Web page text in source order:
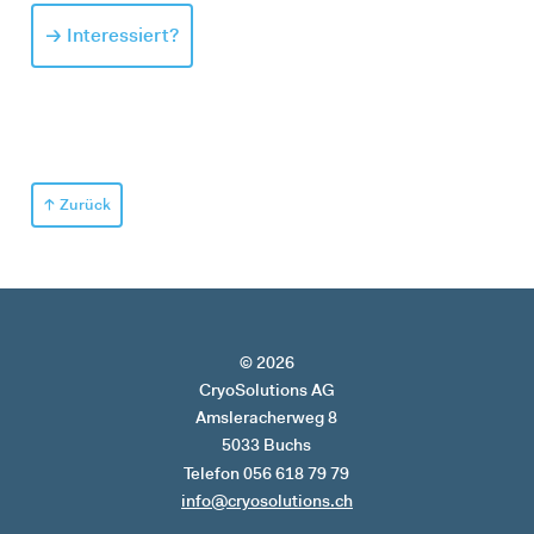
Interessiert?
Zurück
© 2026
CryoSolutions AG
Amsleracherweg 8
5033 Buchs
Telefon 056 618 79 79
info@cryosolutions.ch